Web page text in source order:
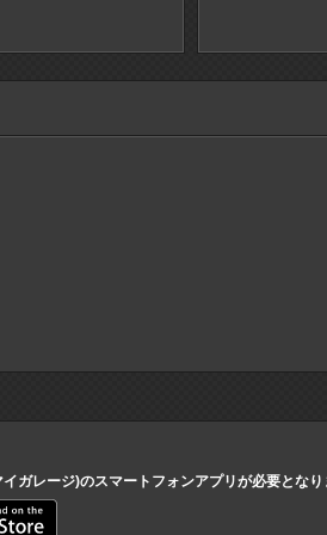
ガレージ)のスマートフォンアプリが必要となり